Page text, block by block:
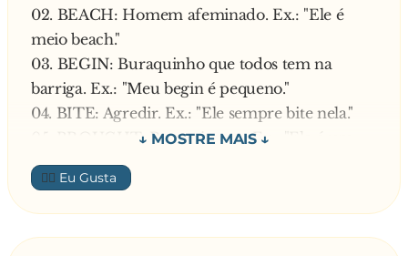
02. BEACH: Homem afeminado. Ex.: "Ele é
meio beach."
03. BEGIN: Buraquinho que todos tem na
barriga. Ex.: "Meu begin é pequeno."
04. BITE: Agredir. Ex.: "Ele sempre bite nela."
05. BROUGHT: Pessoa jovem. Ex.: "Ela é um
brought."
06. CAN: Pergunta feita por quem tem amnésia.
Ex.: "Can sou eu?"
07. CAN'T: Antônimo de frio. Ex.: "O café está
👍🏼